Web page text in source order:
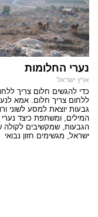
נערי החלומות
ארץ ישראל
כדי להגשים חלום צריך
ללחום צריך חלום. אמא
גבעות יוצאת למסע לשוני
המילים, ומשתפת כיצד נערי
הגבעות, שמקשיבים לקולה
ישראל, מגשימים חזון נבואי